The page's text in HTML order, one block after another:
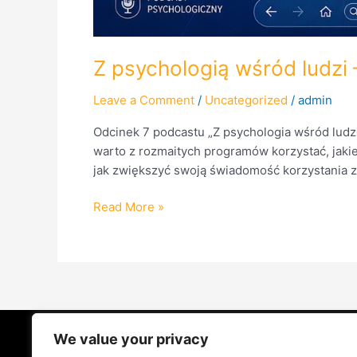
We value your privacy
Z psychologią wśród ludzi
Leave a Comment / Uncategorized / admin
Odcinek 7 podcastu „Z psychologia wśród
warto z rozmaitych programów korzystać,
jak zwiększyć swoją świadomość
Read More »
STRONA GŁÓWNA